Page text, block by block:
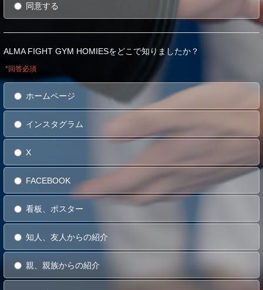
同意する
ALMA FIGHT GYM HOMIESをどこで知りましたか？
*回答必須
ホームページ
インスタグラム
X
FACEBOOK
看板、ポスター
知人、友人からの紹介
親、親族からの紹介